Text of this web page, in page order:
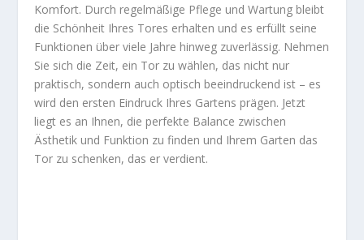
Komfort. Durch regelmäßige Pflege und Wartung bleibt
die Schönheit Ihres Tores erhalten und es erfüllt seine
Funktionen über viele Jahre hinweg zuverlässig. Nehmen
Sie sich die Zeit, ein Tor zu wählen, das nicht nur
praktisch, sondern auch optisch beeindruckend ist – es
wird den ersten Eindruck Ihres Gartens prägen. Jetzt
liegt es an Ihnen, die perfekte Balance zwischen
Ästhetik und Funktion zu finden und Ihrem Garten das
Tor zu schenken, das er verdient.